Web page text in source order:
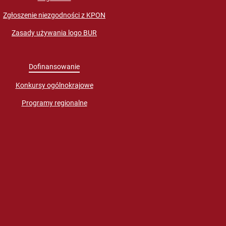
Zgłoszenie niezgodności z KPON
Zasady używania logo BUR
Dofinansowanie
Konkursy ogólnokrajowe
Programy regionalne